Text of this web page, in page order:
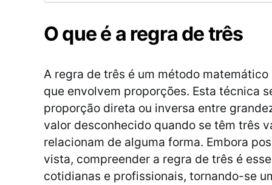
O que é a regra de três
A regra de três é um método
que envolvem proporções. Esta técnica
proporção direta ou inversa entre
valor desconhecido quando se têm três
relacionam de alguma forma. Embora
vista, compreender a regra de três é
cotidianas e profissionais, tornando-se